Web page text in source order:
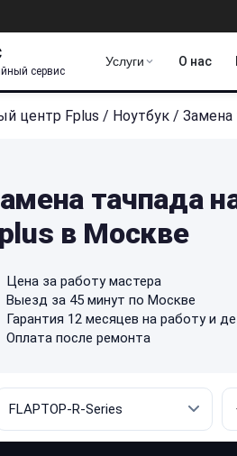
сервис
Услуги О нас
центр Fplus / Ноутбук / Замена
тачпада
в Москве
Цена за работу мастера
Выезд за 45 минут по Москве
Гарантия 12 месяцев на работу и
Оплата после ремонта